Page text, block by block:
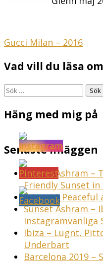
Gucci Milan – 2016
Vad vill du läsa
Sök
Häng med mig på
Senaste inläggen
Sunset Ashram –
Friendly Sunset in
Ibiza – A
Sunset Ashram –
Instagramvänliga
Ibiza – Lugnt,
Underbart
Barcelona 2019 –